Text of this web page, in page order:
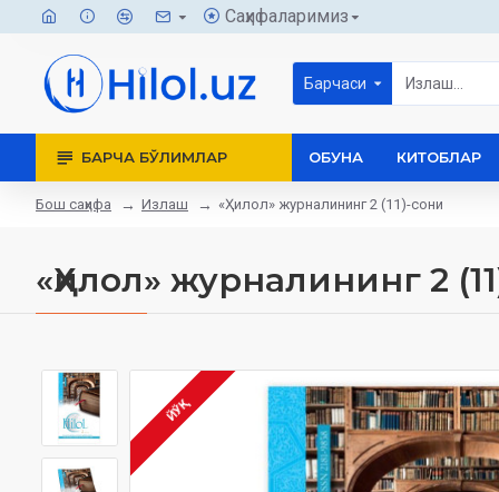
Саҳифаларимиз
Барчаси
БАРЧА БЎЛИМЛАР ОБУНА КИТОБЛАР
Бош саҳифа Излаш «Ҳилол» журналининг 2 (11)-сони
«Ҳилол» журналининг 2
ЙЎҚ